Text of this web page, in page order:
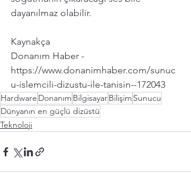
dayanılmaz olabilir.
Kaynakça
Donanım Haber -
https://www.donanimhaber.com/sunuc
u-islemcili-dizustu-ile-tanisin--172043
Hardware Donanım BilgisayarBilişim Sunucu
Dünyanın en güçlü dizüstü
Teknoloji